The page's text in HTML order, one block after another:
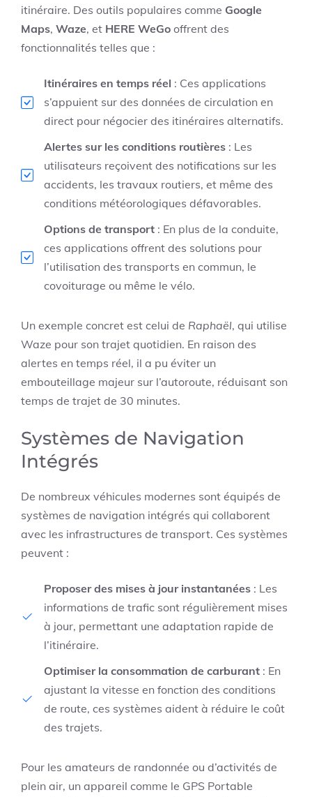
itinéraire. Des outils populaires comme Google
Maps, Waze, et HERE WeGo offrent des
fonctionnalités telles que :
Itinéraires en temps réel : Ces applications
s’appuient sur des données de circulation en
direct pour négocier des itinéraires alternatifs.
Alertes sur les conditions routières : Les
utilisateurs reçoivent des notifications sur les
accidents, les travaux routiers, et même des
conditions météorologiques défavorables.
Options de transport : En plus de la conduite,
ces applications offrent des solutions pour
l’utilisation des transports en commun, le
covoiturage ou même le vélo.
Un exemple concret est celui de Raphaël, qui utilise
Waze pour son trajet quotidien. En raison des
alertes en temps réel, il a pu éviter un
embouteillage majeur sur l’autoroute, réduisant son
temps de trajet de 30 minutes.
Systèmes de Navigation
Intégrés
De nombreux véhicules modernes sont équipés de
systèmes de navigation intégrés qui collaborent
avec les infrastructures de transport. Ces systèmes
peuvent :
Proposer des mises à jour instantanées : Les
informations de trafic sont régulièrement mises
à jour, permettant une adaptation rapide de
l’itinéraire.
Optimiser la consommation de carburant : En
ajustant la vitesse en fonction des conditions
de route, ces systèmes aident à réduire le coût
des trajets.
Pour les amateurs de randonnée ou d’activités de
plein air, un appareil comme le GPS Portable